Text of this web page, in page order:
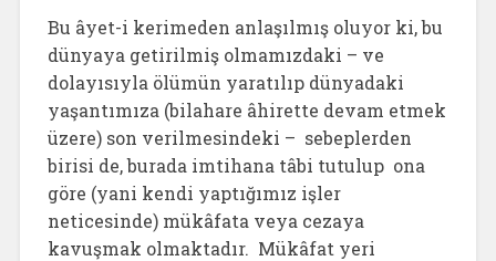
Bu âyet-i kerimeden anlaşılmış oluyor ki, bu
dünyaya getirilmiş olmamızdaki – ve
dolayısıyla ölümün yaratılıp dünyadaki
yaşantımıza (bilahare âhirette devam etmek
üzere) son verilmesindeki – sebeplerden
birisi de, burada imtihana tâbi tutulup ona
göre (yani kendi yaptığımız işler
neticesinde) mükâfata veya cezaya
kavuşmak olmaktadır. Mükâfat yeri